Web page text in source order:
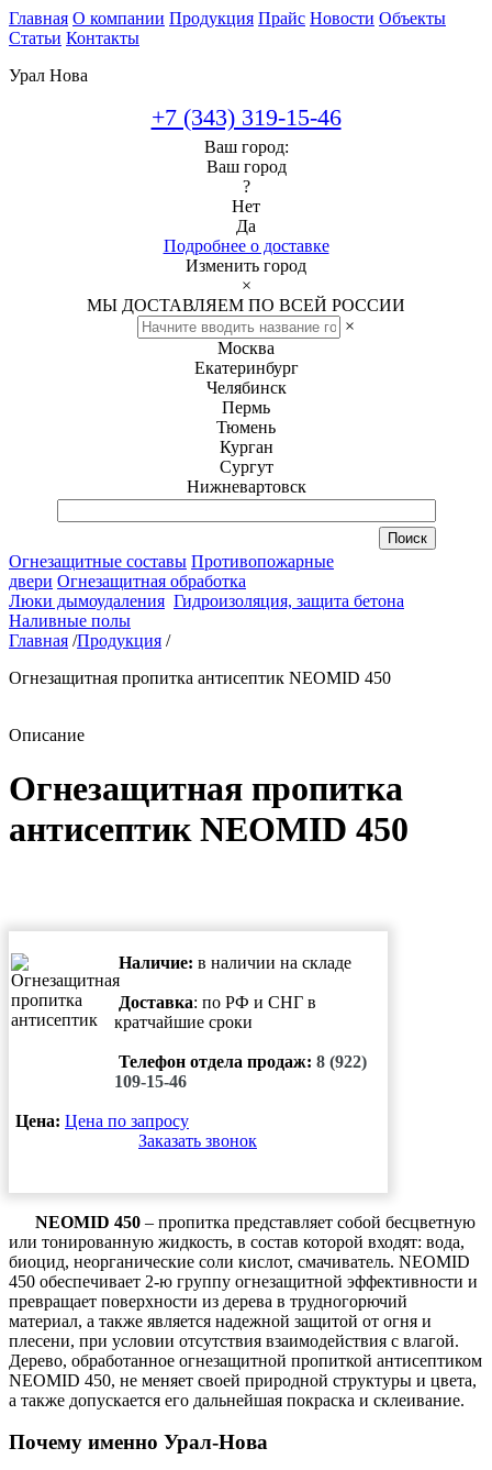
Главная О компании Продукция Прайс Новости Объекты
Статьи Контакты
Урал Нова
+7 (343) 319-15-46
Ваш город:
Ваш город
?
Нет
Да
Подробнее о доставке
Изменить город
×
МЫ ДОСТАВЛЯЕМ ПО ВСЕЙ РОССИИ
×
Москва
Екатеринбург
Челябинск
Пермь
Тюмень
Курган
Сургут
Нижневартовск
Огнезащитные составы Противопожарные
двери Огнезащитная обработка
Люки дымоудаления Гидроизоляция, защита бетона
Наливные полы
Главная /Продукция /
Огнезащитная пропитка антисептик NEOMID 450
Описание
Огнезащитная пропитка
антисептик NEOMID 450
Наличие: в наличии на складе
Доставка: по РФ и СНГ в
кратчайшие сроки
Телефон отдела продаж: 8 (922)
109-15-46
Цена: Цена по запросу
Заказать звонок
NEOMID 450 – пропитка представляет собой бесцветную
или тонированную жидкость, в состав которой входят: вода,
биоцид, неорганические соли кислот, смачиватель. NEOMID
450 обеспечивает 2-ю группу огнезащитной эффективности и
превращает поверхности из дерева в трудногорючий
материал, а также является надежной защитой от огня и
плесени, при условии отсутствия взаимодействия с влагой.
Дерево, обработанное огнезащитной пропиткой антисептиком
NEOMID 450, не меняет своей природной структуры и цвета,
а также допускается его дальнейшая покраска и склеивание.
Почему именно Урал-Нова